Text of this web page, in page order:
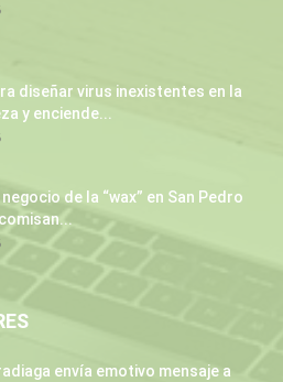
diseñar virus inexistentes en la
y enciende...
de la “wax” en San Pedro
envía emotivo mensaje a